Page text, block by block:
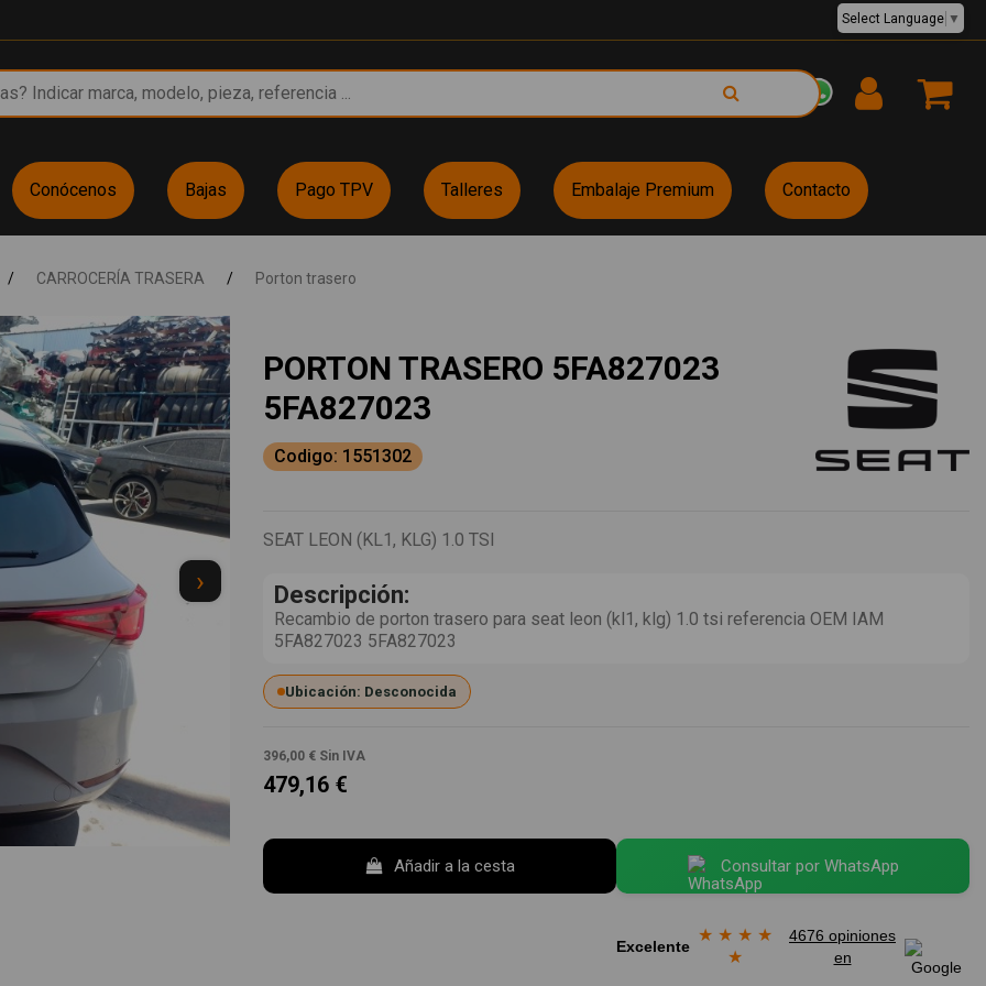
EUR €
Select Language ▼
Conócenos Bajas Pago TPV Talleres Embalaje Premium Contacto
/ CARROCERÍA TRASERA / Porton trasero
›
PORTON TRASERO 5FA827023
5FA827023
Codigo: 1551302
SEAT LEON (KL1, KLG) 1.0 TSI
Descripción:
Recambio de porton trasero para seat leon (kl1, klg) 1.0 tsi referencia OEM IAM
5FA827023 5FA827023
Ubicación: Desconocida
396,00 € Sin IVA
479,16 €
Añadir a la cesta Consultar por WhatsApp
Excelente
★ ★ ★ ★
★
4676 opiniones
en